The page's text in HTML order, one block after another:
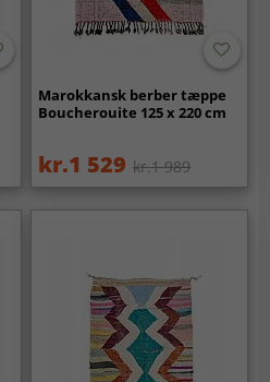
Marokkansk berber tæppe
Boucherouite 125 x 220 cm
kr.1 529 kr.1 989